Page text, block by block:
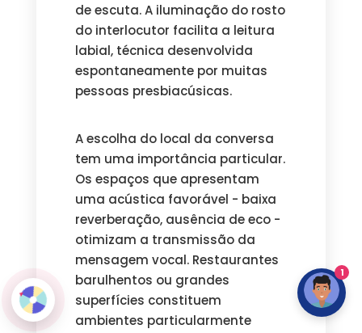
de escuta. A iluminação do rosto
do interlocutor facilita a leitura
labial, técnica desenvolvida
espontaneamente por muitas
pessoas presbiacúsicas.
A escolha do local da conversa
tem uma importância particular.
Os espaços que apresentam
uma acústica favorável - baixa
reverberação, ausência de eco -
otimizam a transmissão da
mensagem vocal. Restaurantes
barulhentos ou grandes
superfícies constituem
ambientes particularmente
1